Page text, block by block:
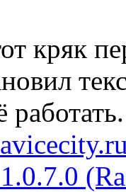
кряк